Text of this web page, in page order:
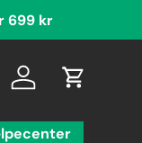
699 kr
Log ind